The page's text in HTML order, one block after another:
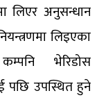
लिएर अनुसन्धान
लिइएका
भेरिडोस
पछि उपस्थित हुने